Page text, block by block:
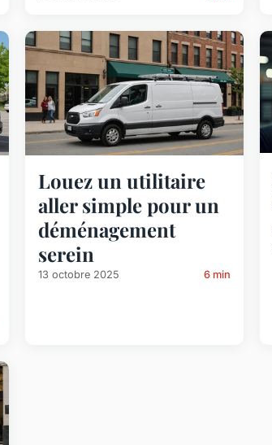
Louez un utilitaire
aller simple pour un
déménagement
serein
13 octobre 2025 6 min